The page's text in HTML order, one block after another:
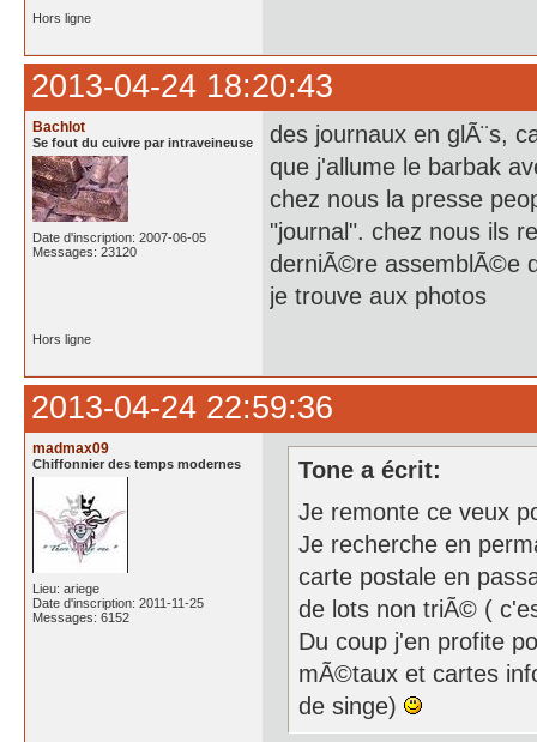
Hors ligne
2013-04-24 18:20:43
Bachlot
Se fout du cuivre par intraveineuse
Date d'inscription: 2007-06-05
Messages: 23120
des journaux en glÃ¨s,
que j'allume le barbak
chez nous la presse
"journal". chez nous ils
derniÃ©re assemblÃ©e
je trouve aux photos
Hors ligne
2013-04-24 22:59:36
madmax09
Chiffonnier des temps modernes
Lieu: ariege
Date d'inscription: 2011-11-25
Messages: 6152
Tone a écrit:
Je remonte ce veux
Je recherche en
carte postale en
de lots non triÃ© (
Du coup j'en profite
mÃ©taux et cartes
de singe)